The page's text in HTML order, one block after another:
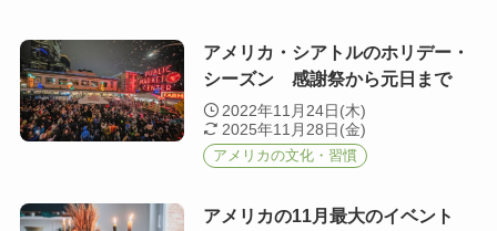
アメリカ・シアトルのホリデー・
シーズン 感謝祭から元日まで
2022年11月24日(木)
2025年11月28日(金)
アメリカの文化・習慣
アメリカの11月最大のイベント